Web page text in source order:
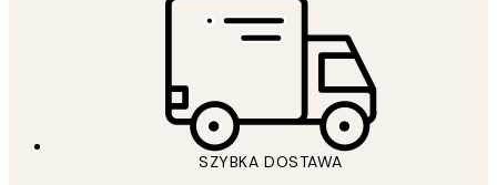
SZYBKA DOSTAWA